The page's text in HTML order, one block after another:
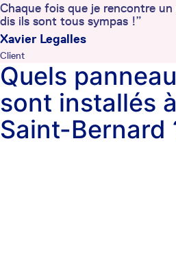
Chaque fois que je rencontre
dis ils sont tous sympas !”
Xavier Legalles
Client
Quels
sont installés
Saint-Bernard